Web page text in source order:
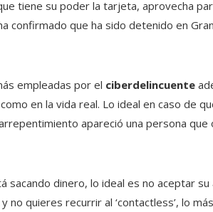
tiene su poder la tarjeta, aprovecha
confirmado que ha sido detenido en
empleadas por el ciberdelincuente
en la vida real. Lo ideal en caso de
apareció una persona que
dinero, lo ideal es no aceptar su
quieres recurrir al ‘contactless’, lo